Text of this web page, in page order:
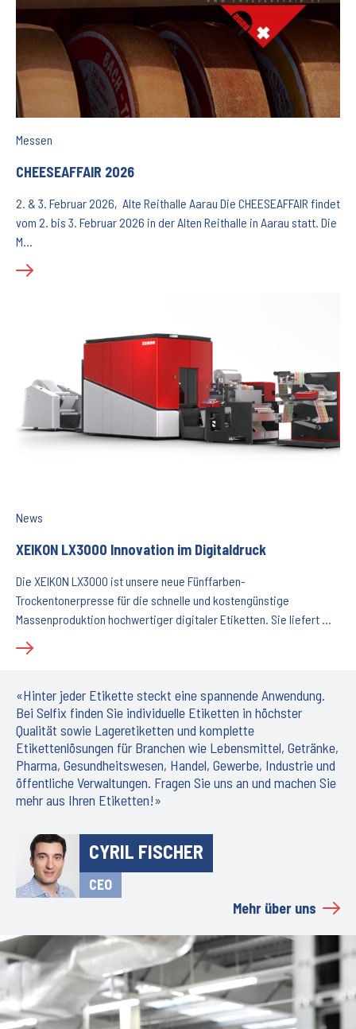
Messen
CHEESEAFFAIR 2026
2. & 3. Februar 2026, Alte Reithalle Aarau Die CHEESEAFFAIR findet
vom 2. bis 3. Februar 2026 in der Alten Reithalle in Aarau statt. Die
M…
News
XEIKON LX3000 Innovation im Digitaldruck
Die XEIKON LX3000 ist unsere neue Fünffarben-
Trockentonerpresse für die schnelle und kostengünstige
Massenproduktion hochwertiger digitaler Etiketten. Sie liefert …
«Hinter jeder Etikette steckt eine spannende Anwendung.
Bei Selfix finden Sie individuelle Etiketten in höchster
Qualität sowie Lageretiketten und komplette
Etikettenlösungen für Branchen wie Lebensmittel, Getränke,
Pharma, Gesundheitswesen, Handel, Gewerbe, Industrie und
öffentliche Verwaltungen. Fragen Sie uns an und machen Sie
mehr aus Ihren Etiketten!»
CYRIL FISCHER
CEO
Mehr über uns